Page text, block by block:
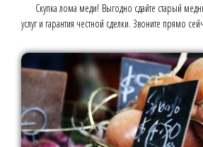
Скупка лома меди! Выгодно сдайте старый
услуг и гарантия честной сделки. Звоните прямо